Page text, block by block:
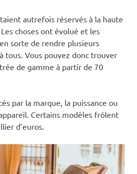
autrefois réservés à la haute
choses ont évolué et les
sorte de rendre plusieurs
tous. Vous pouvez donc trouver
de gamme à partir de 70
par la marque, la puissance ou
Certains modèles frôlent
d’euros.